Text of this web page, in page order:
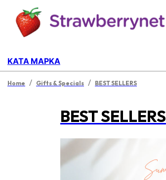
ΚΑΤΆ ΜΆΡΚΑ
Home / Gifts & Specials / BEST SELLERS
BEST SELLERS